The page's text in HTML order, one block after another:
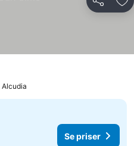
Del
Se priser